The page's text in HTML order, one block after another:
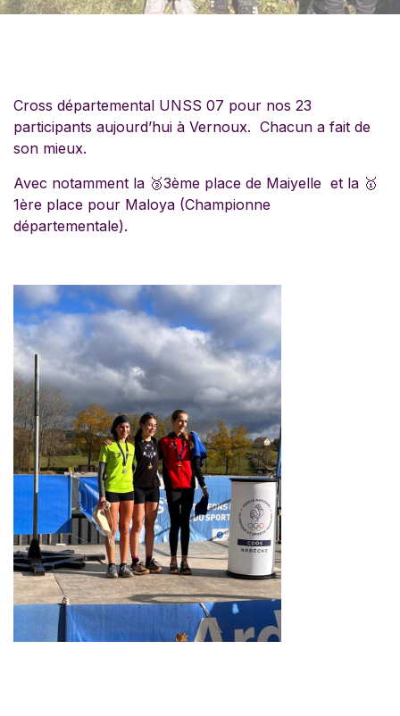
Cross départemental UNSS 07 pour nos 23
participants aujourd’hui à Vernoux. Chacun a fait de
son mieux.
Avec notamment la 🥉3ème place de Maiyelle et la 🥇
1ère place pour Maloya (Championne
départementale).